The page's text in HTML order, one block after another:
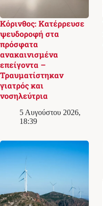
Κόρινθος: Κατέρρευσε
ψευδοροφή στα
πρόσφατα
ανακαινισμένα
επείγοντα –
Τραυματίστηκαν
γιατρός και
νοσηλεύτρια
5 Αυγούστου 2026,
18:39